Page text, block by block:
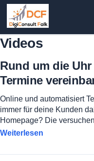
Videos
Rund um die
Termine
Online und automatisiert
immer für deine Kunden
Homepage? Die
Weiterlesen